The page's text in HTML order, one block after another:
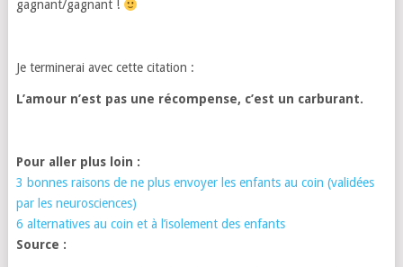
gagnant/gagnant !
Je terminerai avec cette citation :
L’amour n’est pas une récompense, c’est un carburant.
Pour aller plus loin :
3 bonnes raisons de ne plus envoyer les enfants au coin (validées
par les neurosciences)
6 alternatives au coin et à l’isolement des enfants
Source :